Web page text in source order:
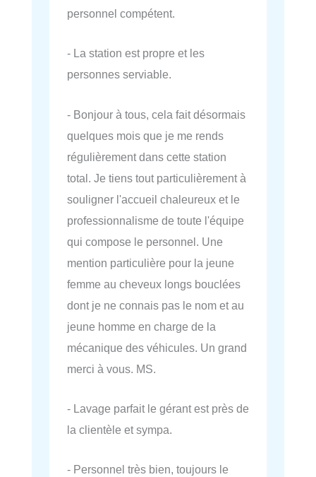
personnel compétent.
- La station est propre et les
personnes serviable.
- Bonjour à tous, cela fait désormais
quelques mois que je me rends
régulièrement dans cette station
total. Je tiens tout particulièrement à
souligner l'accueil chaleureux et le
professionnalisme de toute l'équipe
qui compose le personnel. Une
mention particulière pour la jeune
femme au cheveux longs bouclées
dont je ne connais pas le nom et au
jeune homme en charge de la
mécanique des véhicules. Un grand
merci à vous. MS.
- Lavage parfait le gérant est près de
la clientèle et sympa.
- Personnel très bien, toujours le